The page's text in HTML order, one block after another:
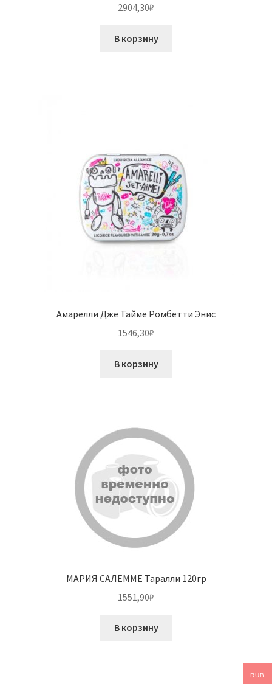
2904,30₽
В корзину
Амарелли Дже Тайме Ромбетти Энис
1546,30₽
В корзину
МАРИЯ САЛЕММЕ Таралли 120гр
1551,90₽
В корзину
RUB